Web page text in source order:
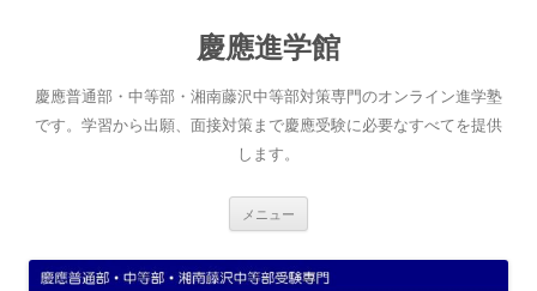
へ
ス
キ
慶應進学館
慶應普通部・中等部・湘南藤沢中等部対策専門のオンライン進学塾
です。学習から出願、面接対策まで慶應受験に必要なすべてを提供
します。
メニュー